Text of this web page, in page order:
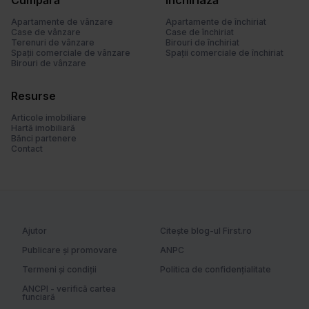
Apartamente de vânzare
Case de vânzare
Terenuri de vânzare
Spații comerciale de vânzare
Birouri de vânzare
Apartamente de închiriat
Case de închiriat
Birouri de închiriat
Spații comerciale de închiriat
Resurse
Articole imobiliare
Hartă imobiliară
Bănci partenere
Contact
Ajutor
Citește blog-ul First.ro
Publicare și promovare
ANPC
Termeni și condiții
Politica de confidențialitate
ANCPI - verifică cartea
funciară